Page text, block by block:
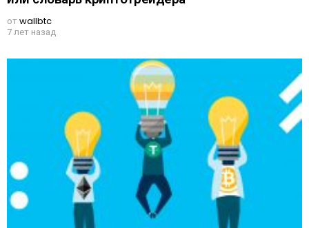
отwallbtc
7 лет назад